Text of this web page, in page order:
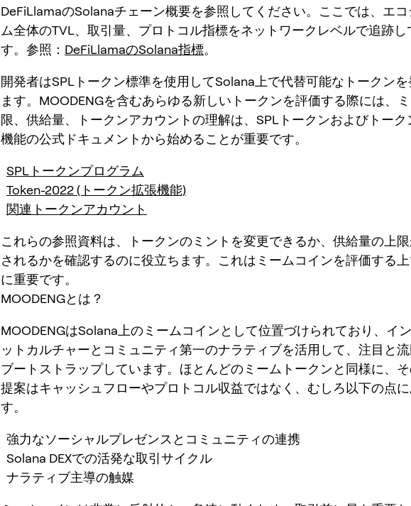
DeFiLlamaのSolanaチェーン概要を参照してください。ここでは、エコ
ム全体のTVL、取引量、プロトコル指標をネットワークレベルで追跡し
す。参照： DeFiLlamaのSolana指標。
開発者はSPLトークン標準を使用してSolana上で代替可能なトークンを
ます。MOODENGを含むあらゆる新しいトークンを評価する際には、
限、供給量、トークンアカウントの理解は、SPLトークンおよびトーク
機能の公式ドキュメントから始めることが重要です。
SPLトークンプログラム
Token-2022 (トークン拡張機能)
関連トークンアカウント
これらの参照資料は、トークンのミントを変更できるか、供給量の上
されるかを確認するのに役立ちます。これはミームコインを評価する
に重要です。
MOODENGとは？
MOODENGはSolana上のミームコインとして位置づけられており、イ
ットカルチャーとコミュニティ第一のナラティブを活用して、注目と
ブートストラップしています。ほとんどのミームトークンと同様に、
提案はキャッシュフローやプロトコル収益ではなく、むしろ以下の点に
す。
強力なソーシャルプレゼンスとコミュニティの連携
Solana DEXでの活発な取引サイクル
ナラティブ主導の触媒